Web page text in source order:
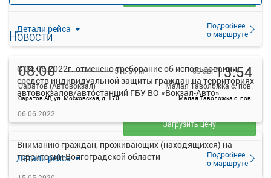
Детали рейса
Подробнее
о маршруте
08:00
Саратов (Автовокзал)
Саратов АВ, ул. Московская, д. 170
5 ч. 54 м 09 авг13:54
Малая Таволожка с. пов.
Малая Таволожка с. пов.
Детали рейса
Подробнее
о маршруте
— руб.
Загрузить цену
Новости
С 04.06.2022г. отменено требование об использовании
средств индивидуальной защиты граждан на территориях
автовокзалов/автостанций ГБУ ВО «Вокзал-Авто»
06.06.2022
Вниманию граждан, проживающих (находящихся) на
территории Волгоградской области